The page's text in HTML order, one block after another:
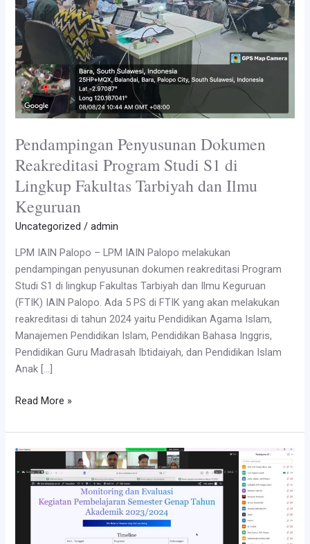
Pendampingan Penyusunan Dokumen
Reakreditasi Program Studi S1 di
Lingkup Fakultas Tarbiyah dan Ilmu
Keguruan
Uncategorized /admin
LPM IAIN Palopo – LPM IAIN Palopo melakukan
pendampingan penyusunan dokumen reakreditasi Program
Studi S1 di lingkup Fakultas Tarbiyah dan Ilmu Keguruan
(FTIK) IAIN Palopo. Ada 5 PS di FTIK yang akan melakukan
reakreditasi di tahun 2024 yaitu Pendidikan Agama Islam,
Manajemen Pendidikan Islam, Pendidikan Bahasa Inggris,
Pendidikan Guru Madrasah Ibtidaiyah, dan Pendidikan Islam
Anak […]
Pendampingan
Dokumen
Reakreditasi
Program
Studi
Read More »